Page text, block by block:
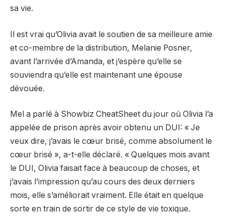
sa vie.
Il est vrai qu’Olivia avait le soutien de sa meilleure amie
et co-membre de la distribution, Melanie Posner,
avant l’arrivée d’Amanda, et j’espère qu’elle se
souviendra qu’elle est maintenant une épouse
dévouée.
Mel a parlé à Showbiz CheatSheet du jour où Olivia l’a
appelée de prison après avoir obtenu un DUI: « Je
veux dire, j’avais le cœur brisé, comme absolument le
cœur brisé », a-t-elle déclaré. « Quelques mois avant
le DUI, Olivia faisait face à beaucoup de choses, et
j’avais l’impression qu’au cours des deux derniers
mois, elle s’améliorait vraiment. Elle était en quelque
sorte en train de sortir de ce style de vie toxique.